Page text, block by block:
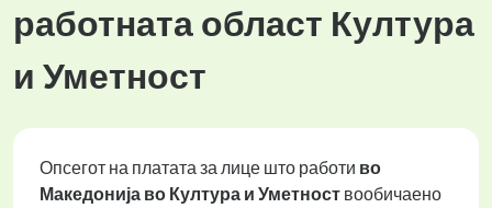
работната област Култура
и Уметност
Опсегот на платата за лице што работи во
Македонија во Култура и Уметност вообичаено